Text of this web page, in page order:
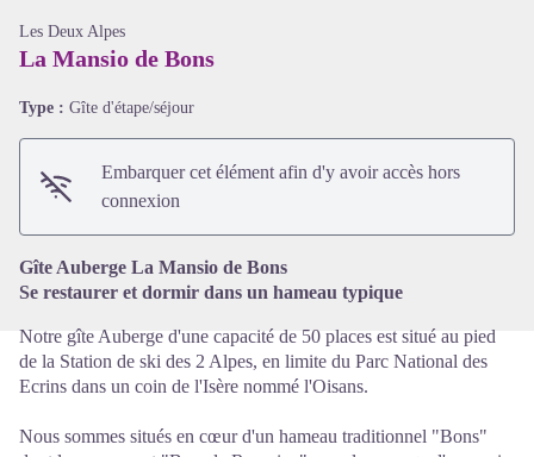
Voir l'image en plein écran
Les Deux Alpes
La Mansio de Bons
Type : Gîte d'étape/séjour
Embarquer cet élément afin d'y avoir accès hors
connexion
Gîte Auberge La Mansio de Bons
Se restaurer et dormir dans un hameau typique
Notre gîte Auberge d'une capacité de 50 places est situé au pied
de la Station de ski des 2 Alpes, en limite du Parc National des
Ecrins dans un coin de l'Isère nommé l'Oisans.
Nous sommes situés en cœur d'un hameau traditionnel "Bons"